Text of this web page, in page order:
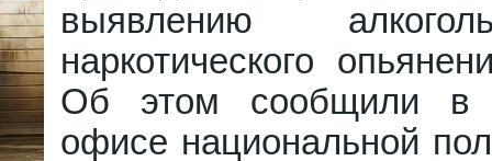
выявлению
наркотического
Об этом сообщили в
офисе национальной